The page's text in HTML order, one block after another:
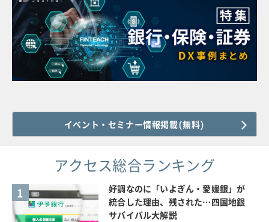
イベント・セミナー情報掲載(無料)
アクセス総合ランキング
1
好調なのに「いよぎん・愛媛銀」が
統合した理由、残された…四国地銀
サバイバル大解説